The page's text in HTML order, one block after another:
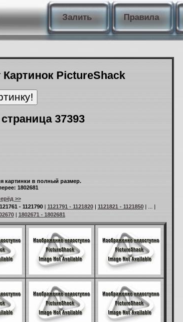
Залить Правила
PictureShack
37393
картинки в полный размер.
1802681
>>
- 1121790| 1121791 - 1121820| 1121821 - 1121850| ... |
| 1802671 - 1802681